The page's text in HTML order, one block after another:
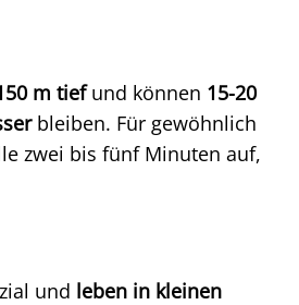
m tiefund können 15-20
bleiben. Für gewöhnlich
zwei bis fünf Minuten auf,
und leben in kleinen